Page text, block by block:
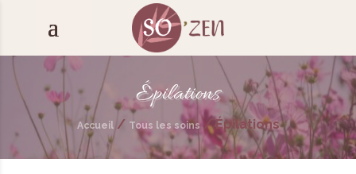
Accueil/ Tous les soins/Épilations
Épilations